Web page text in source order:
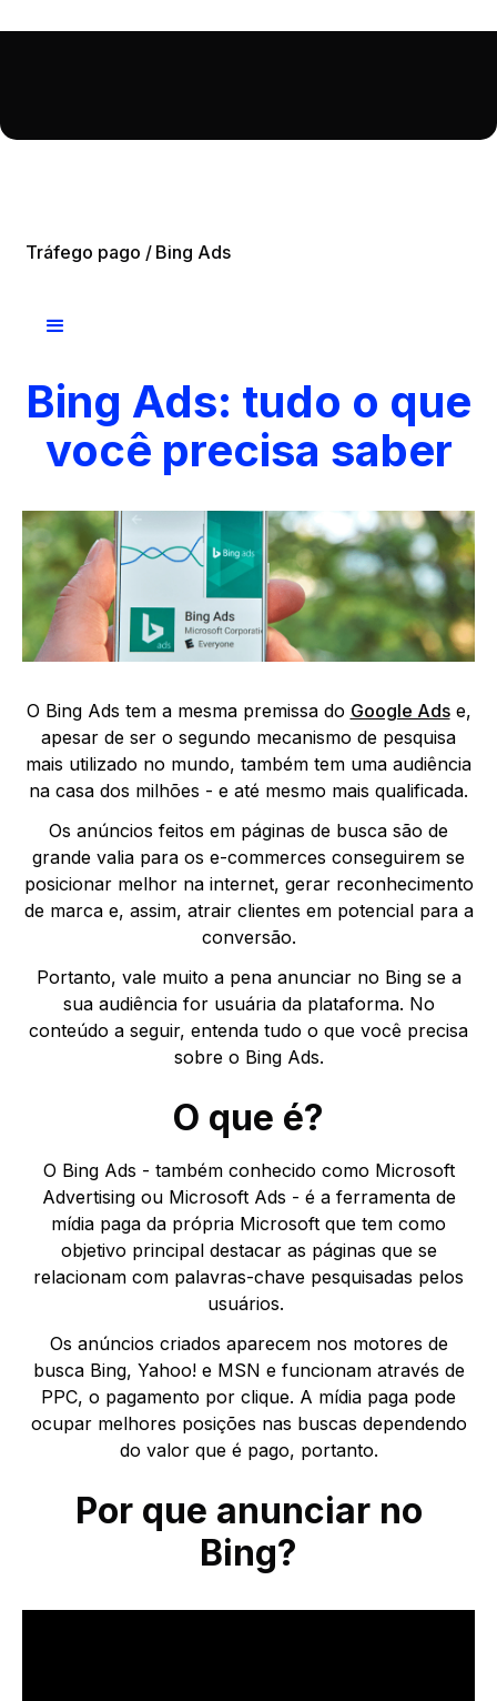
Tráfego pago / Bing Ads
Bing Ads: tudo o que
você precisa saber
O Bing Ads tem a mesma premissa do Google Adse,
apesar de ser o segundo mecanismo de pesquisa
mais utilizado no mundo, também tem uma audiência
na casa dos milhões - e até mesmo mais qualificada.
Os anúncios feitos em páginas de busca são de
grande valia para os e-commerces conseguirem se
posicionar melhor na internet, gerar reconhecimento
de marca e, assim, atrair clientes em potencial para a
conversão.
Portanto, vale muito a pena anunciar no Bing se a
sua audiência for usuária da plataforma. No
conteúdo a seguir, entenda tudo o que você precisa
sobre o Bing Ads.
O que é?
O Bing Ads - também conhecido como Microsoft
Advertising ou Microsoft Ads - é a ferramenta de
mídia paga da própria Microsoft que tem como
objetivo principal destacar as páginas que se
relacionam com palavras-chave pesquisadas pelos
usuários.
Os anúncios criados aparecem nos motores de
busca Bing, Yahoo! e MSN e funcionam através de
PPC, o pagamento por clique. A mídia paga pode
ocupar melhores posições nas buscas dependendo
do valor que é pago, portanto.
Por que anunciar no
Bing?